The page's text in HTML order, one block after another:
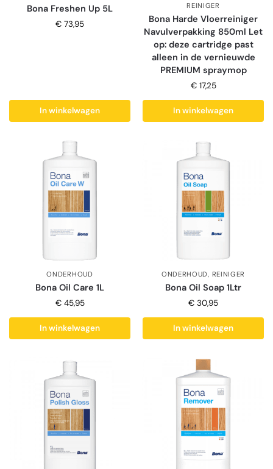
Bona Freshen Up 5L
€ 73,95
In winkelwagen
REINIGER
Bona Harde Vloerreiniger
Navulverpakking 850ml Let
op: deze cartridge past
alleen in de vernieuwde
PREMIUM spraymop
€17,25
In winkelwagen
ONDERHOUD
Bona Oil Care 1L
€45,95
In winkelwagen
ONDERHOUD, REINIGER
Bona Oil Soap 1Ltr
€ 30,95
In winkelwagen